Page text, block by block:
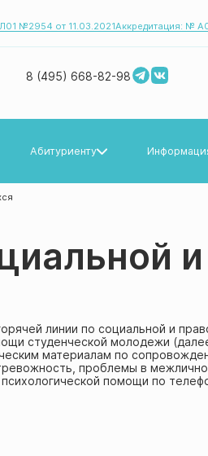
№2954 от 11.03.2021Аккредитация: №
8 (495) 668-82-98
для студентов
Абитуриенту
Прием 2026/2027
линии по социальной и
студенческой молодежи
материалам по
проблемы в
помощи по